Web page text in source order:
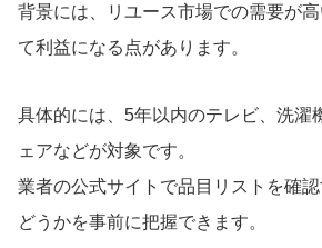
背景には、リユース市場での需要が
て利益になる点があります。
具体的には、5年以内のテレビ、洗濯
ェアなどが対象です。
業者の公式サイトで品目リストを確
どうかを事前に把握できます。